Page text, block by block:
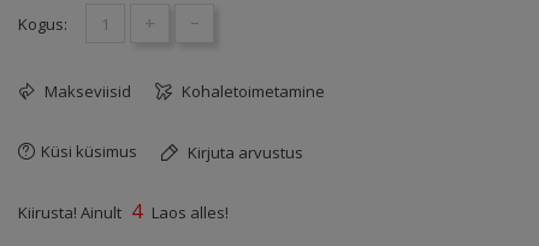
Kogus: + -
Makseviisid Kohaletoimetamine
Küsi küsimus Kirjuta arvustus
Kiirusta! Ainult 4 Laos alles!